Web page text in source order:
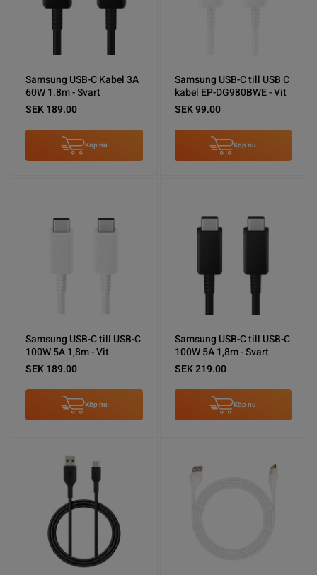
Samsung USB-C Kabel 3A
60W 1.8m - Svart
SEK 189.00
Köp nu
Samsung USB-C till USB C
kabel EP-DG980BWE - Vit
SEK 99.00
Köp nu
Samsung USB-C till USB-C
100W 5A 1,8m - Vit
SEK 189.00
Köp nu
Samsung USB-C till USB-C
100W 5A 1,8m - Svart
SEK 219.00
Köp nu